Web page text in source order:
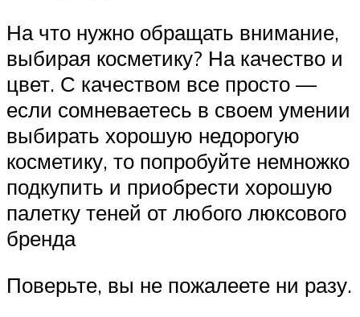
На что нужно обращать внимание,
выбирая косметику? На качество и
цвет. С качеством все просто —
если сомневаетесь в своем умении
выбирать хорошую недорогую
косметику, то попробуйте немножко
подкупить и приобрести хорошую
палетку теней от любого люксового
бренда
Поверьте, вы не пожалеете ни разу.